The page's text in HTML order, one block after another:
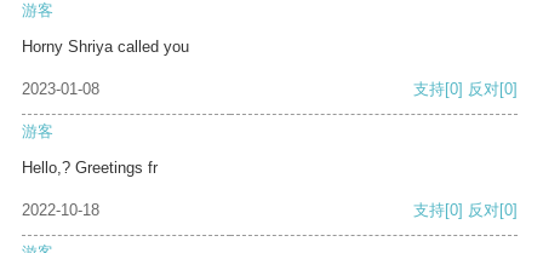
游客
Horny Shriya called you
2023-01-08 支持[0] 反对[0]
游客
Hello,? Greetings fr
2022-10-18 支持[0] 反对[0]